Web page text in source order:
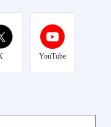
YouTube